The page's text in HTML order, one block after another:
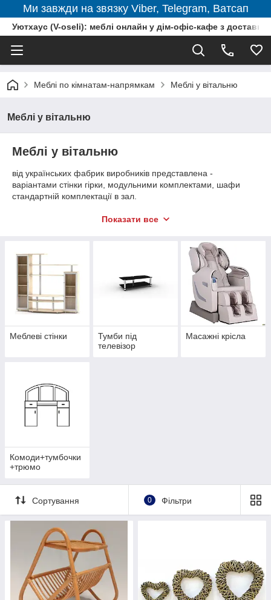
Ми завжди на звязку Viber, Telegram, Ватсап
Уютхаус (V-oseli): меблі онлайн у дім-офіс-кафе з
Меблі по кімнатам-напрямкам Меблі у вітальню
Меблі у вітальню
Меблі у вітальню
від українських фабрик виробників представлена -
варіантами стінки гірки, модульними комплектами, шафи
стандартній комплектації в зал.
обідній стілістільці у вітальню
Показати все
Меблеві стінки
Тумби під
телевізор
Масажні крісла
Комоди+тумбочки
+трюмо
Сортування 0 Фільтри